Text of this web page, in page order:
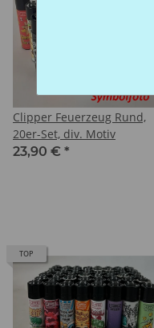
Clipper Feuerzeug Rund,
20er-Set, div. Motiv
23,90 € *
TOP